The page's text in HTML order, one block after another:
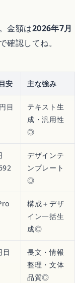
金額は2026年7月
確認してね。
安 主な強み
目
テキスト生
成・汎用性
◎
デザインテ
ンプレート
◎
構成＋デザ
イン一括生
成◎
目
長文・情報
整理・文体
品質◎